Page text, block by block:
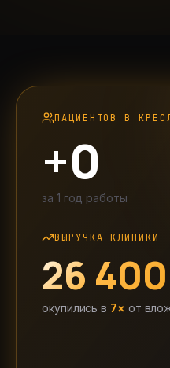
ПАЦИЕНТОВ В
+0
за 1 год работы
ВЫРУЧКА КЛИНИКИ
26
окупились в 7× от